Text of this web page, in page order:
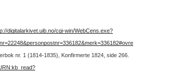
digitalarkivet.uib.no/cgi-win/WebCens.exe?
nr. 1 (1814-1835), Konfirmerte 1824, side 266.